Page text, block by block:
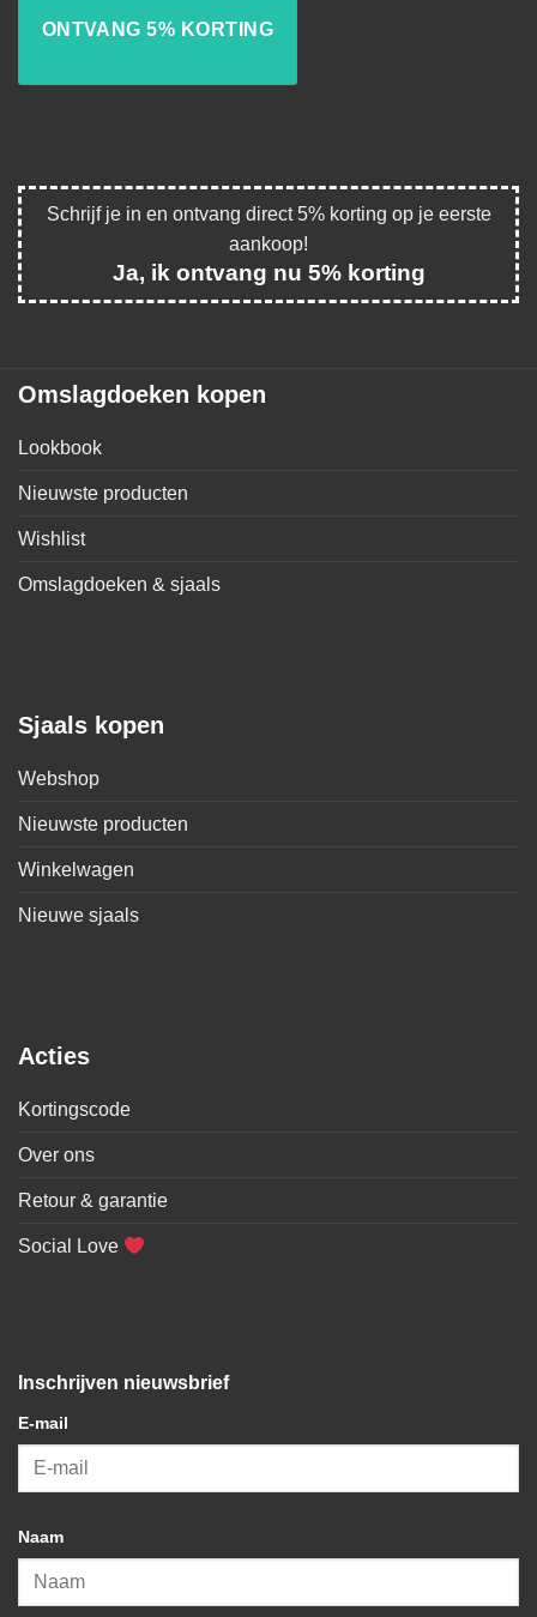
Schrijf je in en ontvang direct 5% korting op je eerste
aankoop!
Ja, ik ontvang nu 5% korting
Omslagdoeken kopen
Lookbook
Nieuwste producten
Wishlist
Omslagdoeken & sjaals
Sjaals kopen
Webshop
Nieuwste producten
Winkelwagen
Nieuwe sjaals
Acties
Kortingscode
Over ons
Retour & garantie
Social Love
Inschrijven nieuwsbrief
E-mail
Naam